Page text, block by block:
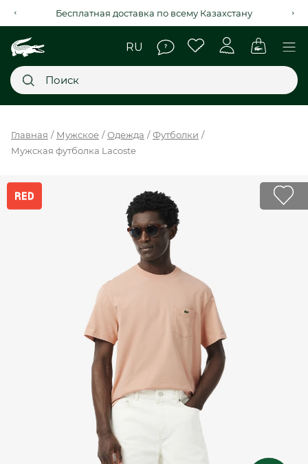
Бесплатная доставка по всему Казахстану
НОВИНКИ
SALE
МЫ LACOSTE
Главная Мужское Одежда
Футболки
Мужская футболка Lacoste